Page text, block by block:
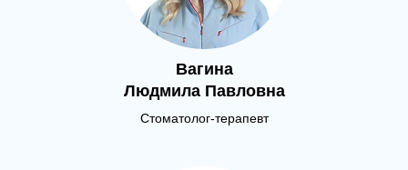
Вагина
Людмила Павловна
Стоматолог-терапевт